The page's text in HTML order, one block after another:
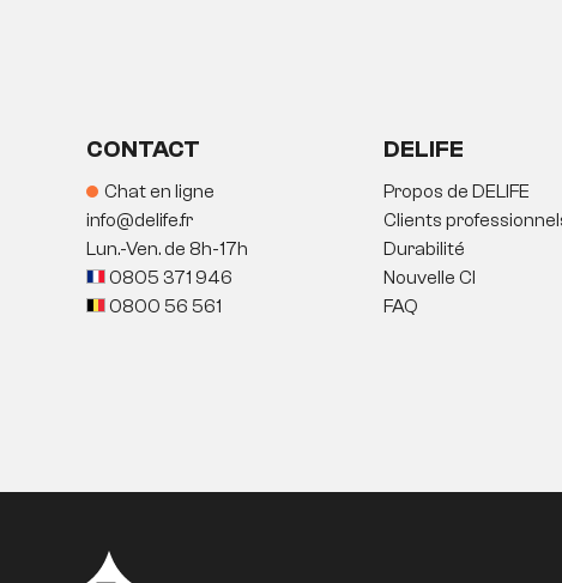
CONTACT
Chat en ligne
info@delife.fr
Lun.-Ven. de 8h-17h
0805 371 946
0800 56 561
DELIFE
Propos de DELIFE
Clients
Durabilité
Nouvelle CI
FAQ